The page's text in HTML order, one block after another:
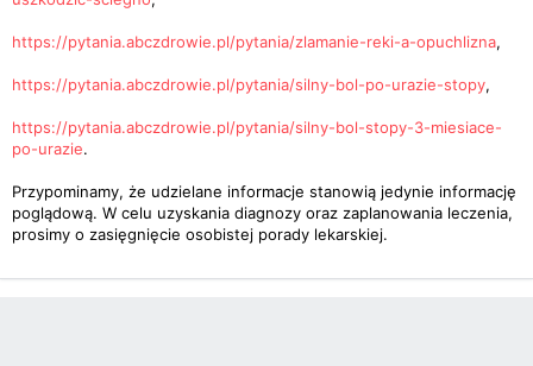
https://pytania.abczdrowie.pl/pytania/zlamanie-reki-a-opuchlizna,
https://pytania.abczdrowie.pl/pytania/silny-bol-po-urazie-stopy,
https://pytania.abczdrowie.pl/pytania/silny-bol-stopy-3-miesiace-
po-urazie.
Przypominamy, że udzielane informacje stanowią jedynie informację
poglądową. W celu uzyskania diagnozy oraz zaplanowania leczenia,
prosimy o zasięgnięcie osobistej porady lekarskiej.